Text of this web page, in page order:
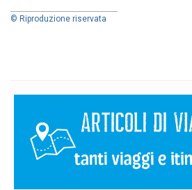
© Riproduzione riservata